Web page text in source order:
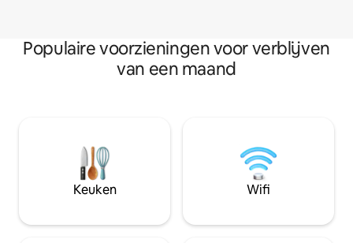
Populaire voorzieningen voor verblijven
van een maand
Keuken Wifi